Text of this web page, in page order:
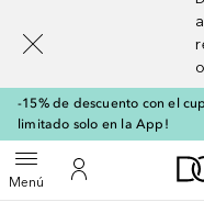
-15% de descuento con el
limitado solo en la App!
MenúAbrir menúMi cuenta
Regresar
Ejecutar búsqueda